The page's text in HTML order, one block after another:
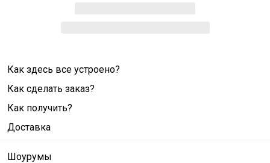
Как здесь все устроено?
Как сделать заказ?
Как получить?
Доставка
Шоурумы